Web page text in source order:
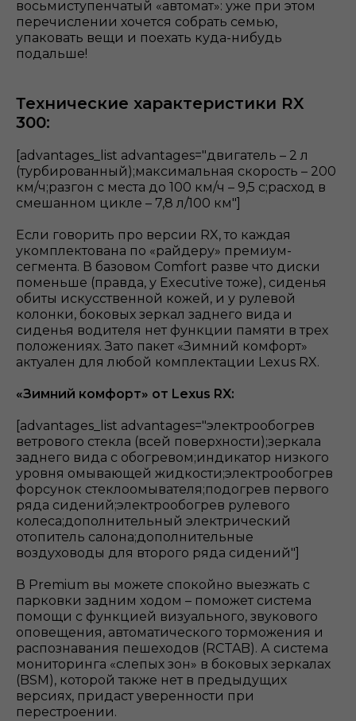
восьмиступенчатый «автомат»: уже при этом
перечислении хочется собрать семью,
упаковать вещи и поехать куда-нибудь
подальше!
Технические характеристики RX
300:
[advantages_list advantages="двигатель – 2 л
(турбированный);максимальная скорость – 200
км/ч;разгон с места до 100 км/ч – 9,5 с;расход в
смешанном цикле – 7,8 л/100 км"]
Если говорить про версии RX, то каждая
укомплектована по «райдеру» премиум-
сегмента. В базовом Comfort разве что диски
поменьше (правда, у Executive тоже), сиденья
обиты искусственной кожей, и у рулевой
колонки, боковых зеркал заднего вида и
сиденья водителя нет функции памяти в трех
положениях. Зато пакет «Зимний комфорт»
актуален для любой комплектации Lexus RX.
«Зимний комфорт» от Lexus RX:
[advantages_list advantages="электрообогрев
ветрового стекла (всей поверхности);зеркала
заднего вида с обогревом;индикатор низкого
уровня омывающей жидкости;электрообогрев
форсунок стеклоомывателя;подогрев первого
ряда сидений;электрообогрев рулевого
колеса;дополнительный электрический
отопитель салона;дополнительные
воздуховоды для второго ряда сидений"]
В Premium вы можете спокойно выезжать с
парковки задним ходом – поможет система
помощи с функцией визуального, звукового
оповещения, автоматического торможения и
распознавания пешеходов (RCTAB). А система
мониторинга «слепых зон» в боковых зеркалах
(BSM), которой также нет в предыдущих
версиях, придаст уверенности при
перестроении.